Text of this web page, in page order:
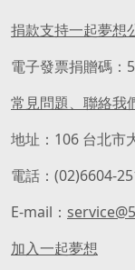
捐款支持一起夢想
電子發票捐贈碼：
常見問題、聯絡我
地址：106 台北市
電話：(02)6604-
E-mail：
加入一起夢想